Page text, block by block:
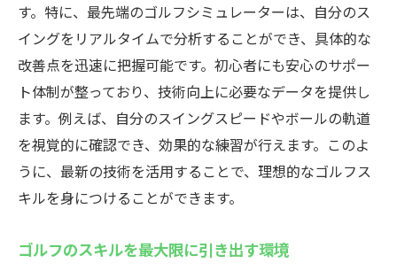
す。特に、最先端のゴルフシミュレーターは、自分のス
イングをリアルタイムで分析することができ、具体的な
改善点を迅速に把握可能です。初心者にも安心のサポー
ト体制が整っており、技術向上に必要なデータを提供し
ます。例えば、自分のスイングスピードやボールの軌道
を視覚的に確認でき、効果的な練習が行えます。このよ
うに、最新の技術を活用することで、理想的なゴルフス
キルを身につけることができます。
ゴルフのスキルを最大限に引き出す環境